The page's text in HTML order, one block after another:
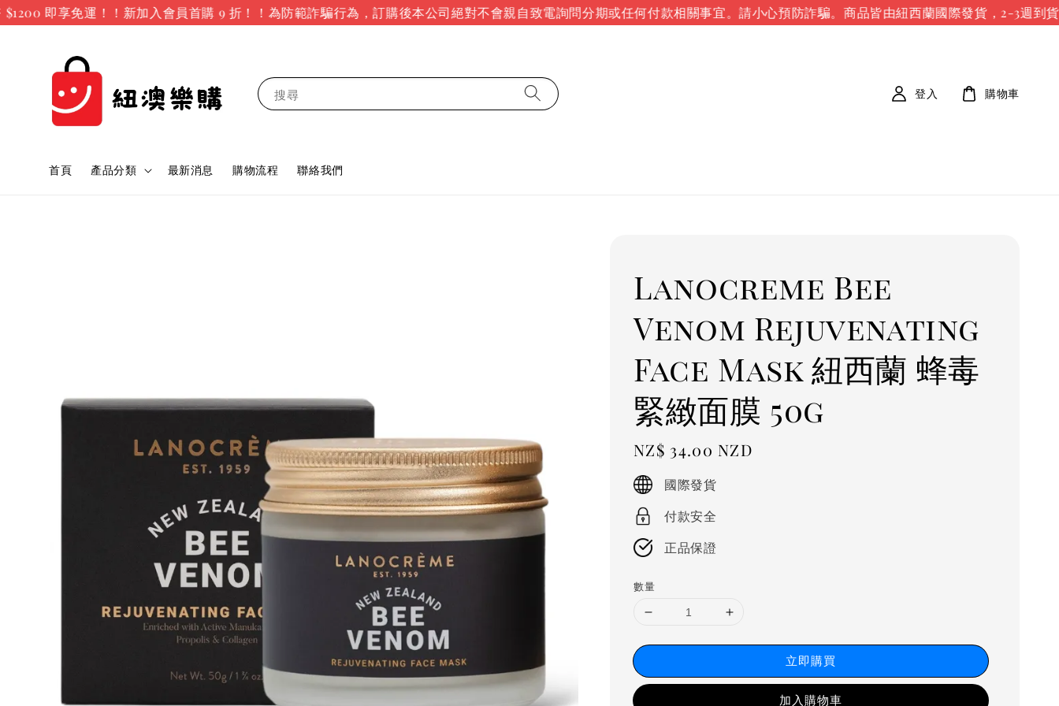
即享免運！！新加入會員首購 9 折！！ 為防範詐騙行為，訂購後本公司絕對不會親自致電詢問分期或任何付款相關事宜。請小心預防詐騙。商品皆由紐西蘭國際發貨，2-3週到貨
搜尋
首頁 產品分類 最新消息 購物流程 聯絡我們
登入 購物車
Lanocreme Bee
Venom Rejuvenating
Face Mask 紐西蘭 蜂毒
緊緻面膜 50g
Regular
price
NZ$ 34.00 NZD
國際發貨
付款安全
正品保證
數量
立即購買
加入購物車